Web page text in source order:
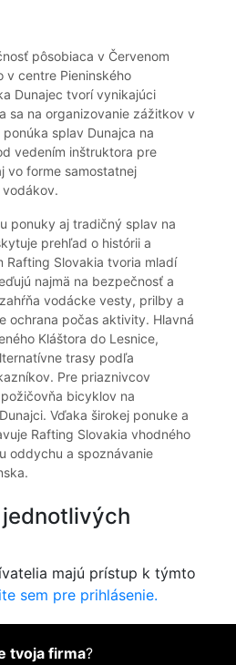
pôsobiaca v Červenom
v centre Pieninského
Dunajec tvorí vynikajúci
sa na organizovanie zážitkov v
splav Dunajca na
vedením inštruktora pre
vo forme samostatnej
ponuky aj tradičný splav na
prehľad o histórii a
Rafting Slovakia tvoria mladí
najmä na bezpečnosť a
vodácke vesty, prilby a
ochrana počas aktivity. Hlavná
Kláštora do Lesnice,
trasy podľa
Pre priaznivcov
bicyklov na
Vďaka širokej ponuke a
Rafting Slovakia vhodného
oddychu a spoznávanie
majú prístup k týmto
sem pre prihlásenie.
tvoja firma?